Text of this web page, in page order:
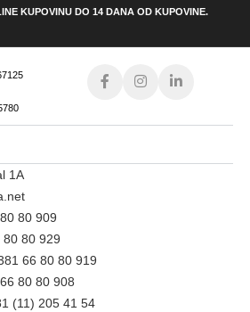
KUPOVINU DO 14 DANA OD KUPOVINE.
1A
80 909
80 929
66 80 80 919
80 80 908
(11) 205 41 54